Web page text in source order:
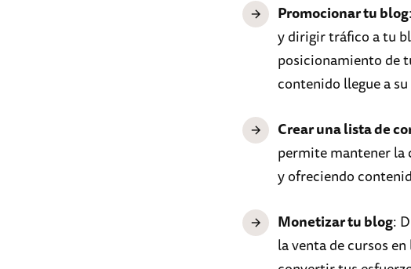
Promocionar tu blog
y dirigir tráfico a tu
posicionamiento de
contenido llegue a
Crear una lista de
permite mantener
y ofreciendo
Monetizar tu blog:
la venta de cursos